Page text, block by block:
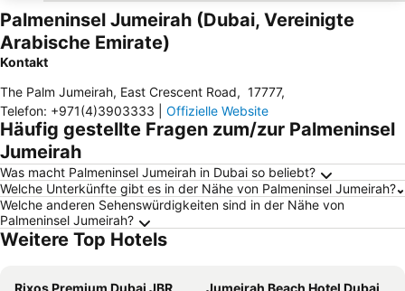
Palmeninsel Jumeirah (Dubai, Vereinigte
Arabische Emirate)
Kontakt
The Palm Jumeirah, East Crescent Road, 17777,
Telefon: +971(4)3903333 Offizielle Website
Häufig gestellte Fragen zum/zur Palmeninsel
Jumeirah
Was macht Palmeninsel Jumeirah in Dubai so beliebt?
Welche Unterkünfte gibt es in der Nähe von Palmeninsel Jumeirah?
Welche anderen Sehenswürdigkeiten sind in der Nähe von
Palmeninsel Jumeirah?
Weitere Top Hotels
Rixos Premium Dubai JBR
Jumeirah Beach Hotel Dubai